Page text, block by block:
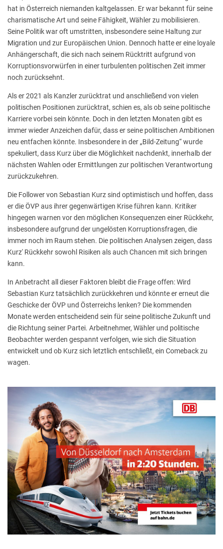
hat in Österreich niemanden kaltgelassen. Er war bekannt für seine
charismatische Art und seine Fähigkeit, Wähler zu mobilisieren.
Seine Politik war oft umstritten, insbesondere seine Haltung zur
Migration und zur Europäischen Union. Dennoch hatte er eine loyale
Anhängerschaft, die sich nach seinem Rücktritt aufgrund von
Korruptionsvorwürfen in einer turbulenten politischen Zeit immer
noch zurücksehnt.
Als er 2021 als Kanzler zurücktrat und anschließend von vielen
politischen Positionen zurücktrat, schien es, als ob seine politische
Karriere vorbei sein könnte. Doch in den letzten Monaten gibt es
immer wieder Anzeichen dafür, dass er seine politischen Ambitionen
neu entfachen könnte. Insbesondere in der „Bild-Zeitung“ wurde
spekuliert, dass Kurz über die Möglichkeit nachdenkt, innerhalb der
nächsten Wahlen oder Ermittlungen zur politischen Verantwortung
zurückzukehren.
Die Follower von Sebastian Kurz sind optimistisch und hoffen, dass
er die ÖVP aus ihrer gegenwärtigen Krise führen kann. Kritiker
hingegen warnen vor den möglichen Konsequenzen einer Rückkehr,
insbesondere aufgrund der ungelösten Korruptionsfragen, die
immer noch im Raum stehen. Die politischen Analysen zeigen, dass
Kurz' Rückkehr sowohl Risiken als auch Chancen mit sich bringen
kann.
In Anbetracht all dieser Faktoren bleibt die Frage offen: Wird
Sebastian Kurz tatsächlich zurückkehren und könnte er erneut die
Geschicke der ÖVP und Österreichs lenken? Die kommenden
Monate werden entscheidend sein für seine politische Zukunft und
die Richtung seiner Partei. Arbeitnehmer, Wähler und politische
Beobachter werden gespannt verfolgen, wie sich die Situation
entwickelt und ob Kurz sich letztlich entschließt, ein Comeback zu
wagen.